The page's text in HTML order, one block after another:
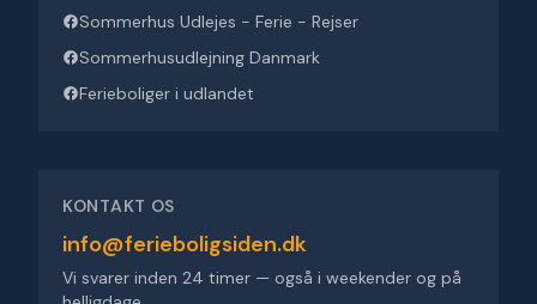
Sommerhus Udlejes - Ferie - Rejser
Sommerhusudlejning Danmark
Ferieboliger i udlandet
KONTAKT OS
info@ferieboligsiden.dk
Vi svarer inden 24 timer — også i weekender og på